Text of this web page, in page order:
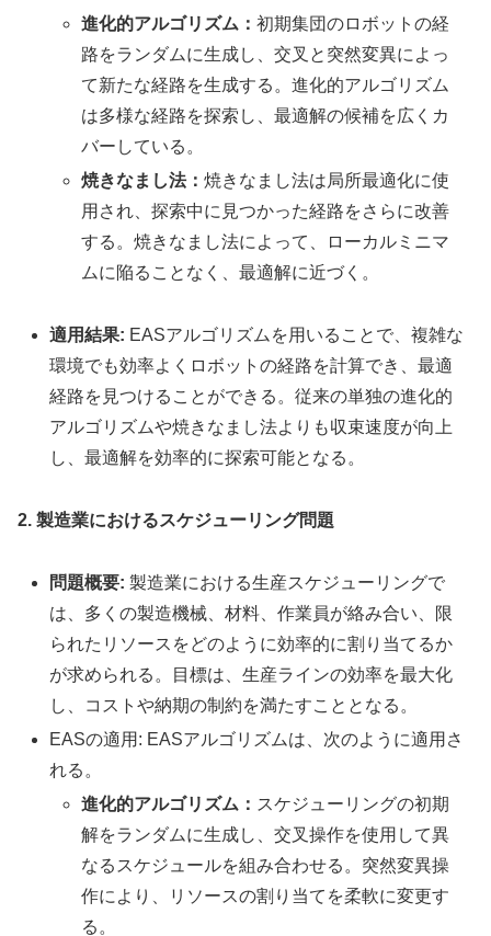
進化的アルゴリズム：初期集団のロボットの経
路をランダムに生成し、交叉と突然変異によっ
て新たな経路を生成する。進化的アルゴリズム
は多様な経路を探索し、最適解の候補を広くカ
バーしている。
焼きなまし法：焼きなまし法は局所最適化に使
用され、探索中に見つかった経路をさらに改善
する。焼きなまし法によって、ローカルミニマ
ムに陥ることなく、最適解に近づく。
適用結果: EASアルゴリズムを用いることで、複雑な
環境でも効率よくロボットの経路を計算でき、最適
経路を見つけることができる。従来の単独の進化的
アルゴリズムや焼きなまし法よりも収束速度が向上
し、最適解を効率的に探索可能となる。
2. 製造業におけるスケジューリング問題
問題概要: 製造業における生産スケジューリングで
は、多くの製造機械、材料、作業員が絡み合い、限
られたリソースをどのように効率的に割り当てるか
が求められる。目標は、生産ラインの効率を最大化
し、コストや納期の制約を満たすこととなる。
EASの適用: EASアルゴリズムは、次のように適用さ
れる。
進化的アルゴリズム： スケジューリングの初期
解をランダムに生成し、交叉操作を使用して異
なるスケジュールを組み合わせる。突然変異操
作により、リソースの割り当てを柔軟に変更す
る。